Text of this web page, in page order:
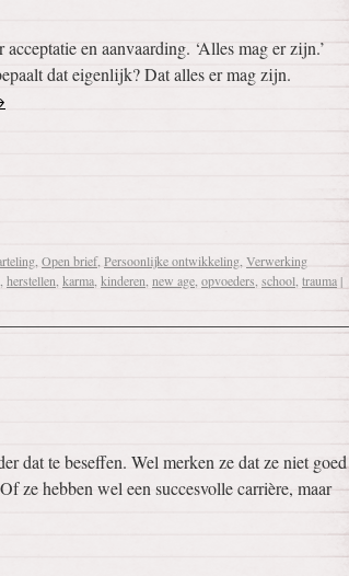
en aanvaarding. ‘Alles mag er zijn.’
dat eigenlijk? Dat alles er mag zijn.
Open brief, Persoonlijke ontwikkeling Verwerking
herstellen karma kinderen new age opvoeders school trauma |
dat te beseffen. Wel merken ze dat ze niet goed
ze hebben wel een succesvolle carrière, maar